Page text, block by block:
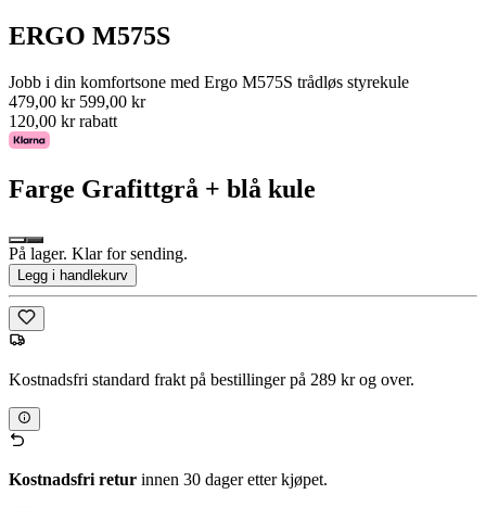
ERGO M575S
Jobb i din komfortsone med Ergo M575S trådløs styrekule
479,00 kr 599,00 kr
120,00 kr rabatt
Farge Grafittgrå + blå kule
På lager. Klar for sending.
Legg i handlekurv
Kostnadsfri standard frakt på bestillinger på 289 kr og over.
Kostnadsfri retur innen 30 dager etter kjøpet.